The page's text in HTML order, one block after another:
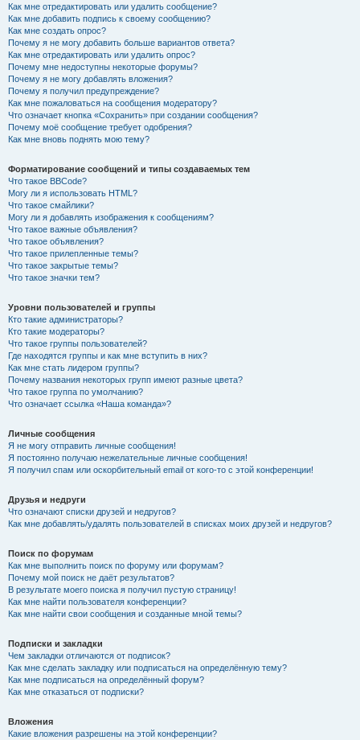
Как мне отредактировать или удалить сообщение?
Как мне добавить подпись к своему сообщению?
Как мне создать опрос?
Почему я не могу добавить больше вариантов ответа?
Как мне отредактировать или удалить опрос?
Почему мне недоступны некоторые форумы?
Почему я не могу добавлять вложения?
Почему я получил предупреждение?
Как мне пожаловаться на сообщения модератору?
Что означает кнопка «Сохранить» при создании сообщения?
Почему моё сообщение требует одобрения?
Как мне вновь поднять мою тему?
Форматирование сообщений и типы создаваемых тем
Что такое BBCode?
Могу ли я использовать HTML?
Что такое смайлики?
Могу ли я добавлять изображения к сообщениям?
Что такое важные объявления?
Что такое объявления?
Что такое прилепленные темы?
Что такое закрытые темы?
Что такое значки тем?
Уровни пользователей и группы
Кто такие администраторы?
Кто такие модераторы?
Что такое группы пользователей?
Где находятся группы и как мне вступить в них?
Как мне стать лидером группы?
Почему названия некоторых групп имеют разные цвета?
Что такое группа по умолчанию?
Что означает ссылка «Наша команда»?
Личные сообщения
Я не могу отправить личные сообщения!
Я постоянно получаю нежелательные личные сообщения!
Я получил спам или оскорбительный email от кого-то с этой конференции!
Друзья и недруги
Что означают списки друзей и недругов?
Как мне добавлять/удалять пользователей в списках моих друзей и недругов?
Поиск по форумам
Как мне выполнить поиск по форуму или форумам?
Почему мой поиск не даёт результатов?
В результате моего поиска я получил пустую страницу!
Как мне найти пользователя конференции?
Как мне найти свои сообщения и созданные мной темы?
Подписки и закладки
Чем закладки отличаются от подписок?
Как мне сделать закладку или подписаться на определённую тему?
Как мне подписаться на определённый форум?
Как мне отказаться от подписки?
Вложения
Какие вложения разрешены на этой конференции?